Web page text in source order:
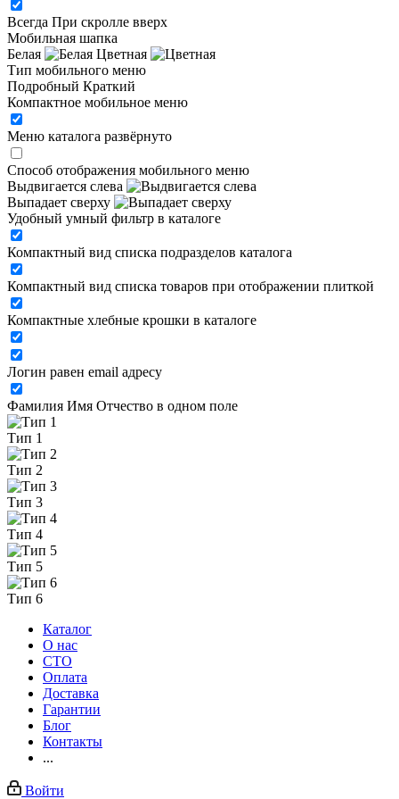
Всегда При скролле вверх
Мобильная шапка
Белая
Цветная
Тип мобильного меню
Подробный Краткий
Компактное мобильное меню
Меню каталога развёрнуто
Способ отображения мобильного меню
Выдвигается слева
Выпадает сверху
Удобный умный фильтр в каталоге
Компактный вид списка подразделов каталога
Компактный вид списка товаров при отображении плиткой
Компактные хлебные крошки в каталоге
Логин равен email адресу
Фамилия Имя Отчество в одном поле
Тип 1
Тип 2
Тип 3
Тип 4
Тип 5
Тип 6
Каталог
О нас
СТО
Оплата
Доставка
Гарантии
Блог
Контакты
...
Войти